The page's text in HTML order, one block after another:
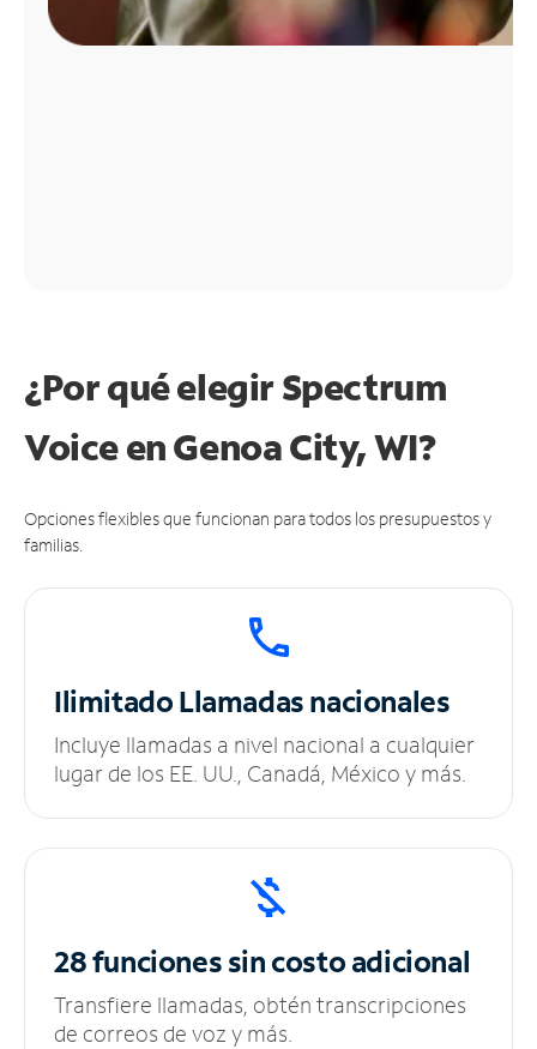
¿Por qué elegir Spectrum
Voice en Genoa City, WI?
Opciones flexibles que funcionan para todos los presupuestos y
familias.
IlimitadoLlamadas nacionales
Incluye llamadas a nivel nacional a cualquier
lugar de los EE. UU., Canadá, México y más.
28 funciones sincosto adicional
Transfiere llamadas, obtén transcripciones
de correos de voz y más.